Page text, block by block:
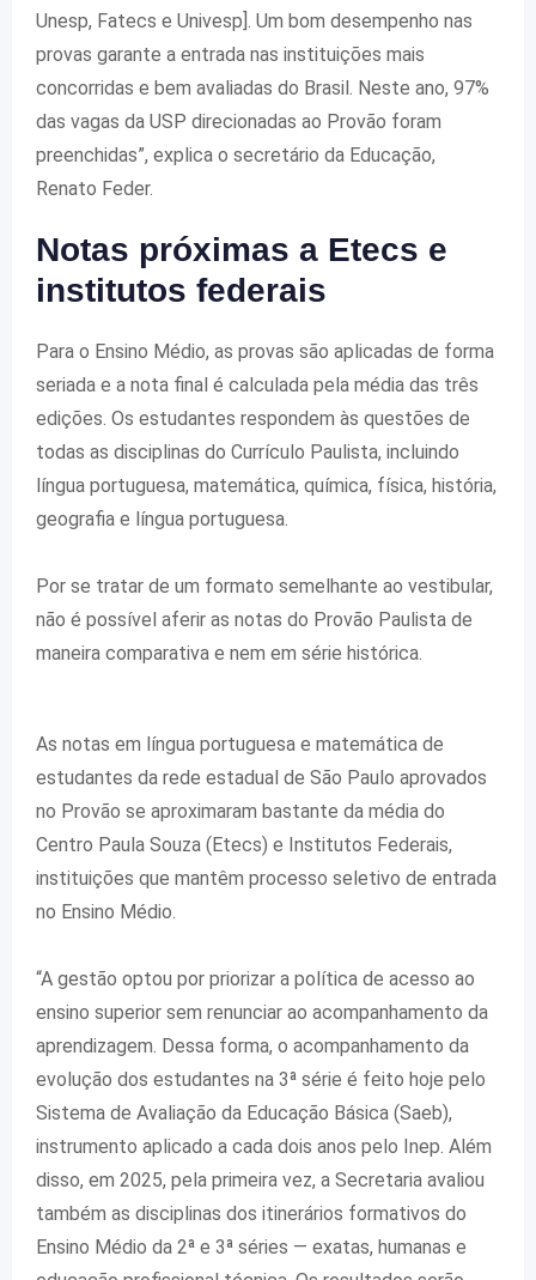
Unesp, Fatecs e Univesp]. Um bom desempenho nas
provas garante a entrada nas instituições mais
concorridas e bem avaliadas do Brasil. Neste ano, 97%
das vagas da USP direcionadas ao Provão foram
preenchidas”, explica o secretário da Educação,
Renato Feder.
Notas próximas a Etecs e
institutos federais
Para o Ensino Médio, as provas são aplicadas de forma
seriada e a nota final é calculada pela média das três
edições. Os estudantes respondem às questões de
todas as disciplinas do Currículo Paulista, incluindo
língua portuguesa, matemática, química, física, história,
geografia e língua portuguesa.
Por se tratar de um formato semelhante ao vestibular,
não é possível aferir as notas do Provão Paulista de
maneira comparativa e nem em série histórica.
As notas em língua portuguesa e matemática de
estudantes da rede estadual de São Paulo aprovados
no Provão se aproximaram bastante da média do
Centro Paula Souza (Etecs) e Institutos Federais,
instituições que mantêm processo seletivo de entrada
no Ensino Médio.
“A gestão optou por priorizar a política de acesso ao
ensino superior sem renunciar ao acompanhamento da
aprendizagem. Dessa forma, o acompanhamento da
evolução dos estudantes na 3ª série é feito hoje pelo
Sistema de Avaliação da Educação Básica (Saeb),
instrumento aplicado a cada dois anos pelo Inep. Além
disso, em 2025, pela primeira vez, a Secretaria avaliou
também as disciplinas dos itinerários formativos do
Ensino Médio da 2ª e 3ª séries — exatas, humanas e